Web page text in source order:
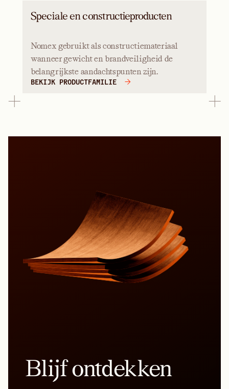
Speciale en constructieproducten
Nomex gebruikt als constructiemateriaal
wanneer gewicht en brandveiligheid de
belangrijkste aandachtspunten zijn.
BEKIJK PRODUCTFAMILIE
Blijf ontdekken